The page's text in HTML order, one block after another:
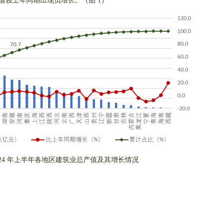
年上半年各地区建筑业总产值及其增长情况